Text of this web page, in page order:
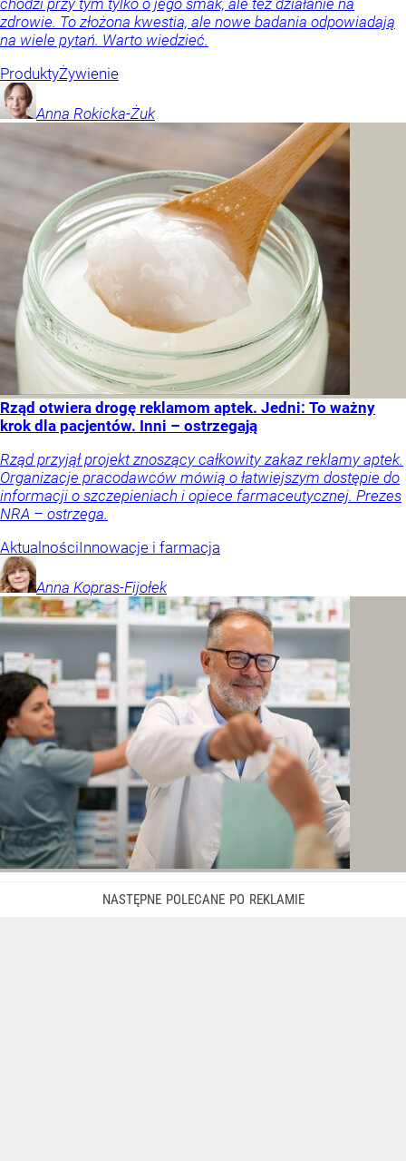
zdrowie. To złożona kwestia, ale nowe badania odpowiadają
na wiele pytań. Warto wiedzieć.
ProduktyŻywienie
Anna Rokicka-Żuk
Rząd otwiera drogę reklamom aptek. Jedni: To ważny
krok dla pacjentów. Inni – ostrzegają
Rząd przyjął projekt znoszący całkowity zakaz reklamy aptek.
Organizacje pracodawców mówią o łatwiejszym dostępie do
informacji o szczepieniach i opiece farmaceutycznej. Prezes
NRA – ostrzega.
AktualnościInnowacje i farmacja
Anna Kopras-Fijołek